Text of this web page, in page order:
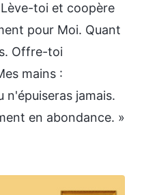
toi et coopère
pour Moi. Quant
Offre-toi
mains :
jamais.
en abondance. »